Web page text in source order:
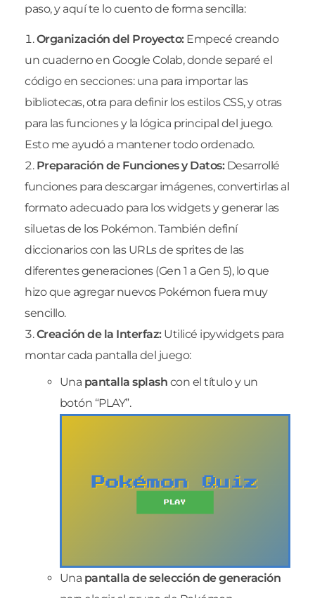
paso, y aquí te lo cuento de forma sencilla:
Organización del Proyecto:Empecé creando
un cuaderno en Google Colab, donde separé el
código en secciones: una para importar las
bibliotecas, otra para definir los estilos CSS, y otras
para las funciones y la lógica principal del juego.
Esto me ayudó a mantener todo ordenado.
Preparación de Funciones y Datos:Desarrollé
funciones para descargar imágenes, convertirlas al
formato adecuado para los widgets y generar las
siluetas de los Pokémon. También definí
diccionarios con las URLs de sprites de las
diferentes generaciones (Gen 1 a Gen 5), lo que
hizo que agregar nuevos Pokémon fuera muy
sencillo.
Creación de la Interfaz:Utilicé ipywidgets para
montar cada pantalla del juego:
Una pantalla splash con el título y un
botón “PLAY”.
Una pantalla de selección de generación